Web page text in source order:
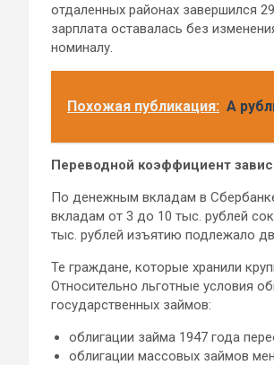
отдаленных районах завершился
зарплата оставалась без
номиналу.
Похожая публикация: А
Переводной коэффициент
По денежным вкладам в
вкладам от 3 до 10 тыс. рублей
тыс. рублей изъятию подлежало
Те граждане, которые хранили
Относительно льготные условия
государственных займов:
облигации займа 1947 года
облигации массовых займов